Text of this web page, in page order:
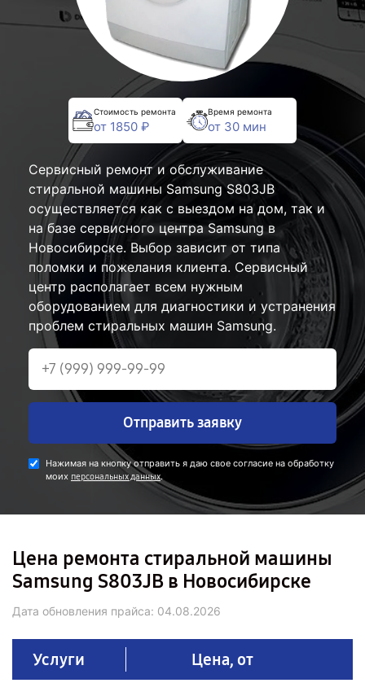
Стоимость ремонта
от 1850 ₽
Время ремонта
от 30 мин
Сервисный ремонт и обслуживание
стиральной машины Samsung S803JB
осуществляется как с выездом на дом, так и
на базе сервисного центра Samsung в
Новосибирске. Выбор зависит от типа
поломки и пожелания клиента. Сервисный
центр располагает всем нужным
оборудованием для диагностики и устранения
проблем стиральных машин Samsung.
Отправить заявку
Нажимая на кнопку отправить я даю свое согласие на обработку
моих персональных данных.
Цена ремонта стиральной машины
Samsung S803JB в Новосибирске
Дата обновления прайса: 04.08.2026
Услуги Цена, от